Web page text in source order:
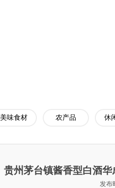
美味食材 农产品 休
贵州茅台镇酱香型白酒
发布